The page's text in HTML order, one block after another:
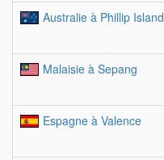
Australie à Phillip Island
Malaisie à Sepang
Espagne à Valence